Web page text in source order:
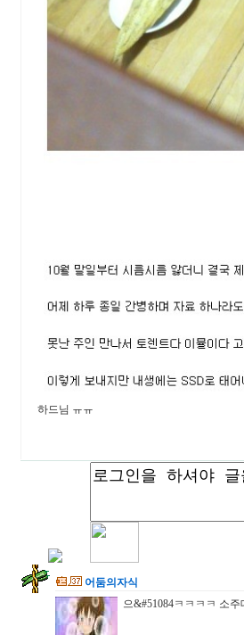
하드님 ㅠㅠ
어둠의자식
으&#51084ㅋㅋㅋㅋ 소